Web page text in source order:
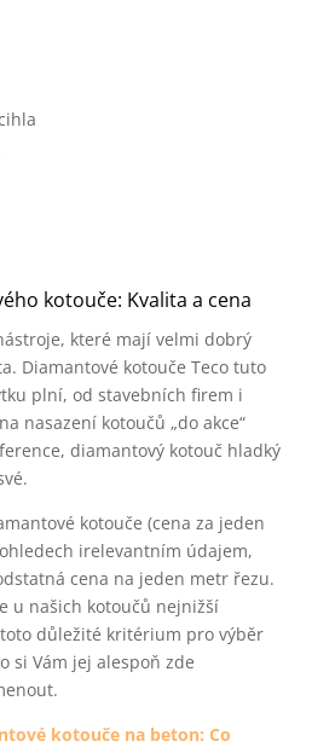
kotouče: Kvalita a cena
které mají velmi dobrý
Diamantové kotouče Teco tuto
plní, od stavebních firem i
nasazení kotoučů „do akce“
diamantový kotouč hladký
kotouče (cena za jeden
irelevantním údajem,
cena na jeden metr řezu.
u našich kotoučů nejnižší
důležité kritérium pro výběr
si Vám jej alespoň zde
kotouče na beton: Co